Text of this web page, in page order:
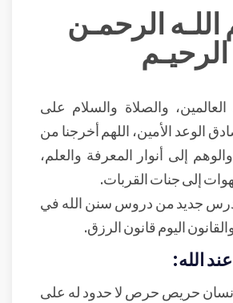
الرحمـن
الرحيـم
والصلاة والسلام على
الوعد الأمين، اللهم أخرجنا من
إلى أنوار المعرفة والعلم،
إلى جنات القربات.
درس جديد من دروس سنن الله في
اليوم قانون الرزق.
الله:
حريص حرص لا حدود له على